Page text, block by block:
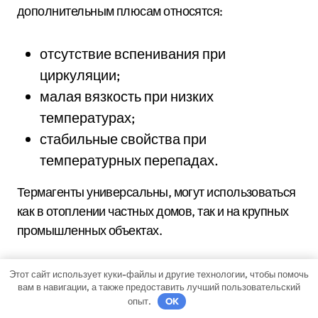
дополнительным плюсам относятся:
отсутствие вспенивания при
циркуляции;
малая вязкость при низких
температурах;
стабильные свойства при
температурных перепадах.
Термагенты универсальны, могут использоваться
как в отоплении частных домов, так и на крупных
промышленных объектах.
Этот сайт использует куки-файлы и другие технологии, чтобы помочь
вам в навигации, а также предоставить лучший пользовательский
опыт.
OK